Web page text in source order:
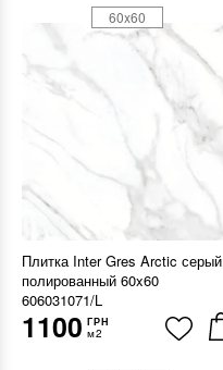
Плитка Inter Gres Arctic серый
полированный 60x60
606031071/L
1100 ГРН
м2
60x60